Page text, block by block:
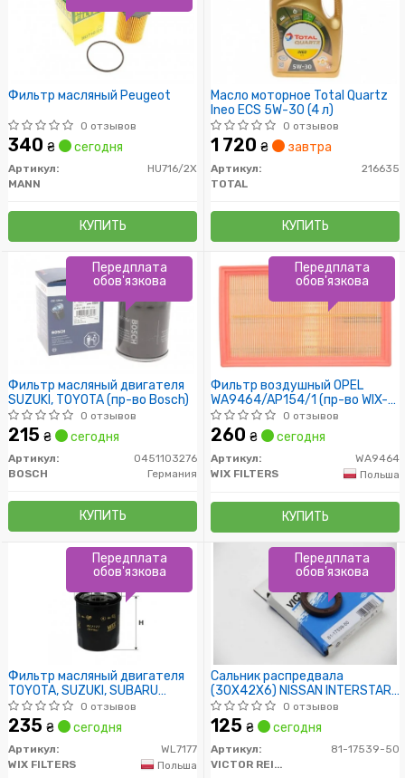
Фильтр масляный Peugeot
0 отзывов
340 ₴ сегодня
Артикул:
HU716/2X
MANN
КУПИТЬ
Масло моторное Total Quartz
Ineo ECS 5W-30 (4 л)
0 отзывов
1 720 ₴ завтра
Артикул:
216635
TOTAL
КУПИТЬ
Фильтр масляный двигателя
SUZUKI, TOYOTA (пр-во Bosch)
0 отзывов
215 ₴ сегодня
Артикул:
0451103276
BOSCH
Германия
КУПИТЬ
Передплата
обов'язкова
Фильтр воздушный OPEL
WA9464/AP154/1 (пр-во WIX-
Filtron)
0 отзывов
260 ₴ сегодня
Артикул:
WA9464
WIX FILTERS
Польша
КУПИТЬ
Передплата
обов'язкова
Фильтр масляный двигателя
TOYOTA, SUZUKI, SUBARU
WL7177/OP621 (пр-во WIX-
Filtron)
0 отзывов
235 ₴ сегодня
Артикул:
WL7177
WIX FILTERS
Польша
Передплата
обов'язкова
Сальник распредвала
(30X42X6) NISSAN INTERSTAR,
KUBISTAR, PRIMASTAR
0 отзывов
125 ₴ сегодня
Артикул:
81-17539-50
VICTOR REINZ
Передплата
обов'язкова